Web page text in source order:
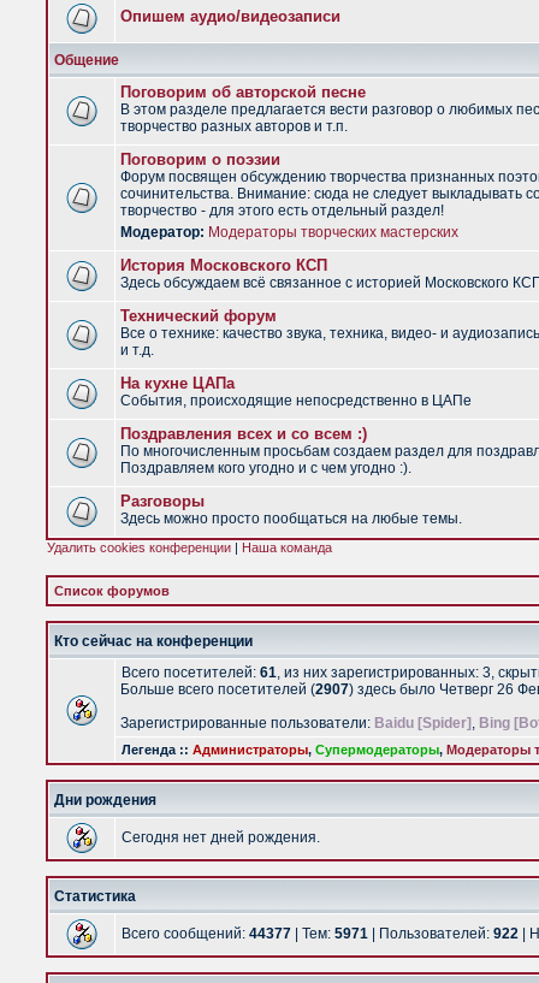
Опишем аудио/видеозаписи
Общение
Поговорим об авторской песне
В этом разделе предлагается вести разговор о любимых
творчество разных авторов и т.п.
Поговорим о поэзии
Форум посвящен обсуждению творчества признанных
сочинительства. Внимание: сюда не следует выкладывать
творчество - для этого есть отдельный раздел!
Модератор: Модераторы творческих мастерских
История Московского КСП
Здесь обсуждаем всё связанное с историей Московского
Технический форум
Все о технике: качество звука, техника, видео- и
и т.д.
На кухне ЦАПа
События, происходящие непосредственно в ЦАПе
Поздравления всех и со всем :)
По многочисленным просьбам создаем раздел для
Поздравляем кого угодно и с чем угодно :).
Разговоры
Здесь можно просто пообщаться на любые темы.
Удалить cookies конференции | Наша команда
Список форумов
Кто сейчас на конференции
Всего посетителей: 61, из них зарегистрированных: 3,
Больше всего посетителей (2907) здесь было Четверг 26
Зарегистрированные пользователи: Baidu [Spider] , Bing
Легенда :: Администраторы, Супермодераторы, Модераторы
Дни рождения
Сегодня нет дней рождения.
Статистика
Всего сообщений: 44377 | Тем: 5971 | Пользователей: 922 |